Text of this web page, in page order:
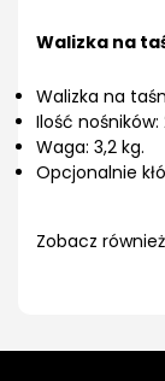
Walizka na
Walizka na
Ilość nośników:
Waga: 3,2 kg.
Opcjonalnie
Zobacz